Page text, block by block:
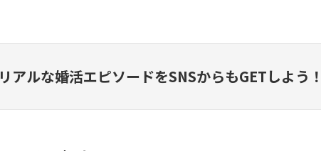
リアルな婚活エピソードをSNSからもGETしよう